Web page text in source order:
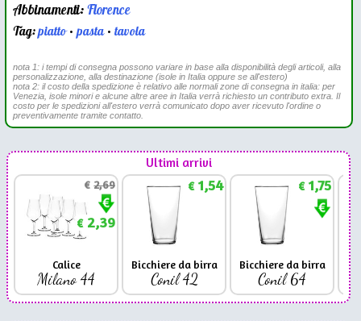
Abbinamenti:Florence
Tag:piatto•pasta•tavola
nota 1: i tempi di consegna possono variare in base alla disponibilità degli articoli, alla
personalizzazione, alla destinazione (isole in Italia oppure se all'estero)
nota 2: il costo della spedizione è relativo alle normali zone di consegna in italia: per
Venezia, isole minori e alcune altre aree in Italia verrà richiesto un contributo extra. Il
costo per le spedizioni all'estero verrà comunicato dopo aver ricevuto l'ordine o
preventivamente tramite contatto.
Ultimi arrivi
€2,69
€2,39
Calice
Milano 44
€1,54
Bicchiere da birra
Conil 42
€1,75
Bicchiere da birra
Conil 64